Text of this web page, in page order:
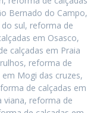
Bernado do Campo,
sul, reforma de
em Osasco,
calçadas em Praia
reforma de
Mogi das cruzes,
de calçadas em
viana, reforma de